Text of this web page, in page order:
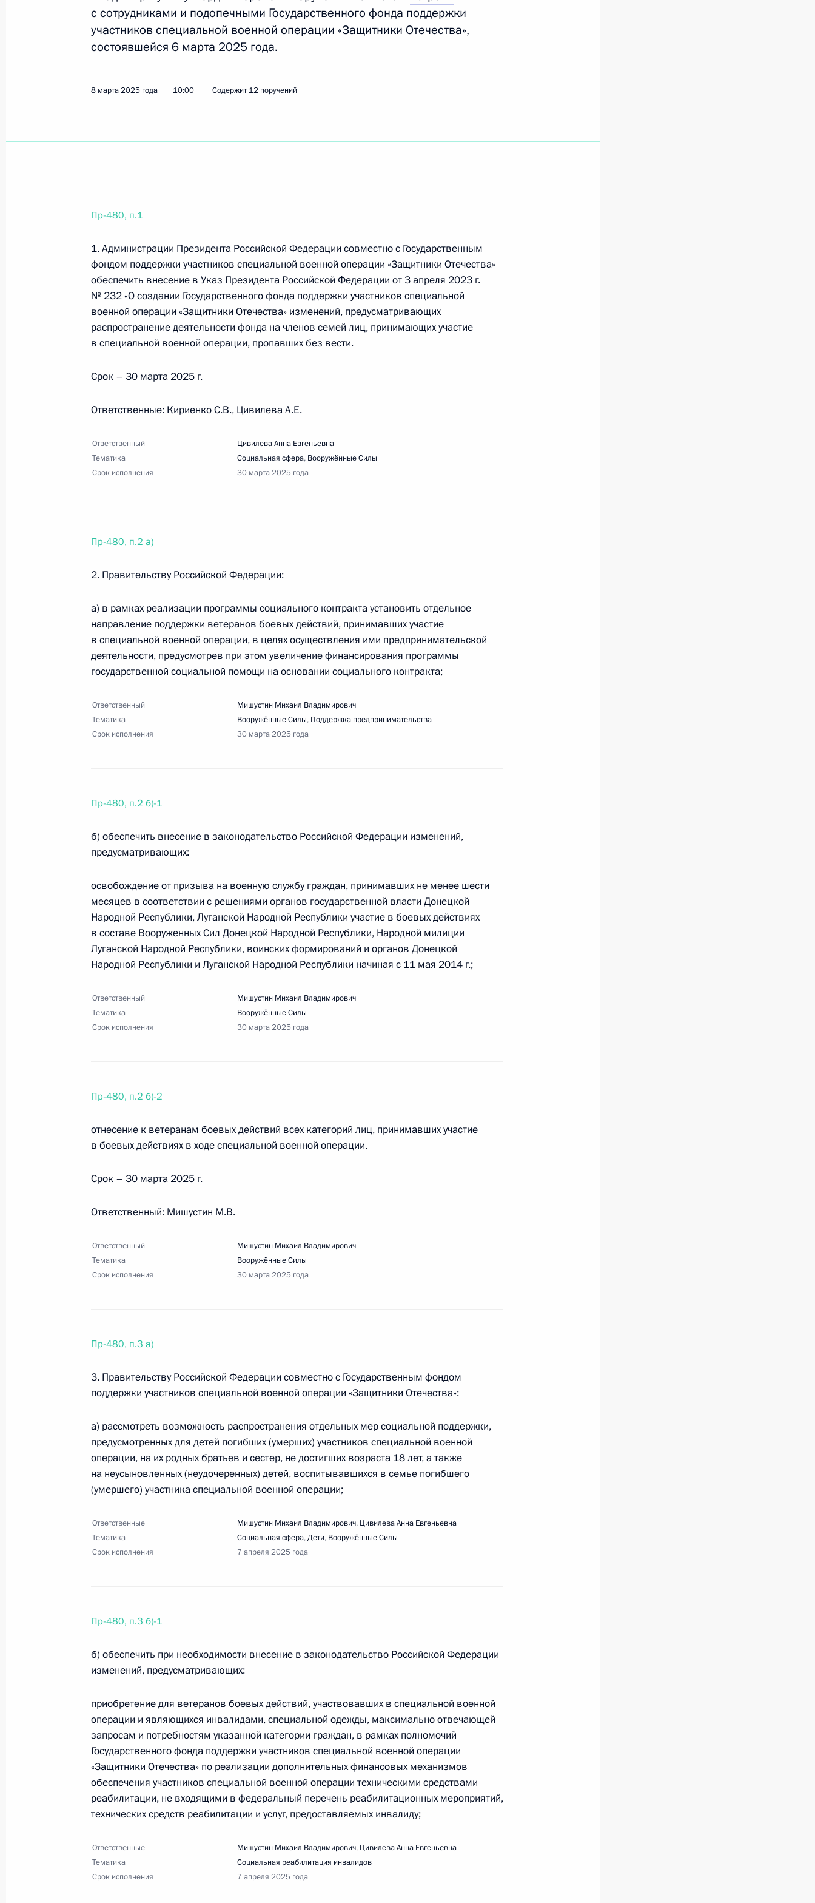
1 апреля 2025 года, вторник
19 марта 2025 года, среда
9 марта 2025 года, воскресенье
Перечень поручений по итогам заседания Российского организационного
комитета «Победа»
9 марта 2025 года, 10:00
8 марта 2025 года, суббота
«Защитники Отечества»
8 марта 2025 года, 10:00 12 поручений
развития Республики Крым и Севастополя
12 февраля 2025 года, среда
Перечень поручений по итогам совещания с членами Правительства
12 февраля 2025 года, 20:35 6 поручений
Перечень поручений по итогам пресс-конференции Президента 19 декабря
2024 года
7 февраля 2025 года, пятница
Перечень поручений по итогам заседания Совета по развитию гражданского
общества и правам человека
2 февраля 2025 года, воскресенье
Перечень поручений по итогам встречи с волонтёрами – участниками
Международного форума гражданского участия #МыВместе
социальной поддержки семей
15 января 2025 года, 19:00 8 поручений
30 декабря 2024 года, понедельник
Перечень поручений по итогам заседания Совета по реализации госполитики
в сфере поддержки русского языка и языков народов России
Перечень поручений по итогам конференции «Путешествие в мир искусственного
интеллекта»
28 декабря 2024 года, суббота
28 декабря 2024 года, 19:00
26 декабря 2024 года, четверг
Перечень поручений по итогам встречи с участниками СВО, проходящими лечение
и реабилитацию
26 декабря 2024 года, 18:00 5 поручений
20 декабря 2024 года, пятница
Перечень поручений по итогам встречи с обучающимися образовательных
20 декабря 2024 года, 18:30 4 поручения
с сотрудниками и подопечными Государственного фонда поддержки
участников специальной военной операции «Защитники Отечества»,
состоявшейся 6 марта 2025 года.
8 марта 2025 года 10:00 Содержит 12 поручений
Пр-480, п.1
1. Администрации Президента Российской Федерации совместно с Государственным
фондом поддержки участников специальной военной операции «Защитники Отечества»
обеспечить внесение в Указ Президента Российской Федерации от 3 апреля 2023 г.
№ 232 «О создании Государственного фонда поддержки участников специальной
военной операции «Защитники Отечества» изменений, предусматривающих
распространение деятельности фонда на членов семей лиц, принимающих участие
в специальной военной операции, пропавших без вести.
Срок – 30 марта 2025 г.
Ответственные: Кириенко С.В., Цивилева А.E.
Ответственный
Цивилева Анна Евгеньевна
Тематика
Социальная сфера, Вооружённые Силы
Срок исполнения
30 марта 2025 года
Пр-480, п.2 а)
2. Правительству Российской Федерации:
а) в рамках реализации программы социального контракта установить отдельное
направление поддержки ветеранов боевых действий, принимавших участие
в специальной военной операции, в целях осуществления ими предпринимательской
деятельности, предусмотрев при этом увеличение финансирования программы
государственной социальной помощи на основании социального контракта;
Ответственный
Мишустин Михаил Владимирович
Тематика
Вооружённые Силы, Поддержка предпринимательства
Срок исполнения
30 марта 2025 года
Пр-480, п.2 б)-1
б) обеспечить внесение в законодательство Российской Федерации изменений,
предусматривающих:
освобождение от призыва на военную службу граждан, принимавших не менее шести
месяцев в соответствии с решениями органов государственной власти Донецкой
Народной Республики, Луганской Народной Республики участие в боевых действиях
в составе Вооруженных Сил Донецкой Народной Республики, Народной милиции
Луганской Народной Республики, воинских формирований и органов Донецкой
Народной Республики и Луганской Народной Республики начиная с 11 мая 2014 г.;
Ответственный
Мишустин Михаил Владимирович
Тематика
Вооружённые Силы
Срок исполнения
30 марта 2025 года
Пр-480, п.2 б)-2
отнесение к ветеранам боевых действий всех категорий лиц, принимавших участие
в боевых действиях в ходе специальной военной операции.
Срок – 30 марта 2025 г.
Ответственный: Мишустин М.В.
Ответственный
Мишустин Михаил Владимирович
Тематика
Вооружённые Силы
Срок исполнения
30 марта 2025 года
Пр-480, п.3 а)
3. Правительству Российской Федерации совместно с Государственным фондом
поддержки участников специальной военной операции «Защитники Отечества»:
а) рассмотреть возможность распространения отдельных мер социальной поддержки,
предусмотренных для детей погибших (умерших) участников специальной военной
операции, на их родных братьев и сестер, не достигших возраста 18 лет, а также
на неусыновленных (неудочеренных) детей, воспитывавшихся в семье погибшего
(умершего) участника специальной военной операции;
Ответственные Мишустин Михаил Владимирович, Цивилева Анна Евгеньевна
Тематика
Социальная сфера,Дети, Вооружённые Силы
Срок исполнения
7 апреля 2025 года
Пр-480, п.3 б)-1
б) обеспечить при необходимости внесение в законодательство Российской Федерации
изменений, предусматривающих:
приобретение для ветеранов боевых действий, участвовавших в специальной военной
операции и являющихся инвалидами, специальной одежды, максимально отвечающей
запросам и потребностям указанной категории граждан, в рамках полномочий
Государственного фонда поддержки участников специальной военной операции
«Защитники Отечества» по реализации дополнительных финансовых механизмов
обеспечения участников специальной военной операции техническими средствами
реабилитации, не входящими в федеральный перечень реабилитационных мероприятий,
технических средств реабилитации и услуг, предоставляемых инвалиду;
Ответственные Мишустин Михаил Владимирович, Цивилева Анна Евгеньевна
Тематика
Социальная реабилитация инвалидов
Срок исполнения
7 апреля 2025 года